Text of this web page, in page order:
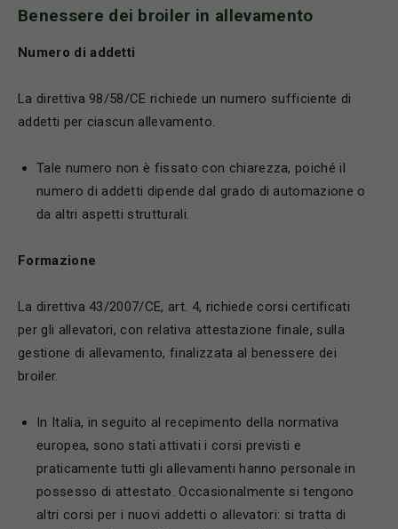
Benessere dei broiler in allevamento
Numero di addetti
La direttiva 98/58/CE richiede un numero sufficiente di
addetti per ciascun allevamento.
Tale numero non è fissato con chiarezza, poiché il
numero di addetti dipende dal grado di automazione o
da altri aspetti strutturali.
Formazione
La direttiva 43/2007/CE, art. 4, richiede corsi certificati
per gli allevatori, con relativa attestazione finale, sulla
gestione di allevamento, finalizzata al benessere dei
broiler.
In Italia, in seguito al recepimento della normativa
europea, sono stati attivati i corsi previsti e
praticamente tutti gli allevamenti hanno personale in
possesso di attestato. Occasionalmente si tengono
altri corsi per i nuovi addetti o allevatori: si tratta di